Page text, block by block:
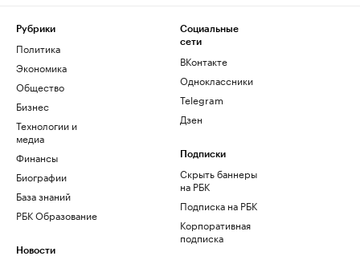
Рубрики
Политика
Экономика
Общество
Бизнес
Технологии и
медиа
Финансы
Биографии
База знаний
РБК Образование
Новости
Социальные
сети
ВКонтакте
Одноклассники
Telegram
Дзен
Подписки
Скрыть баннеры
на РБК
Подписка на РБК
Корпоративная
подписка